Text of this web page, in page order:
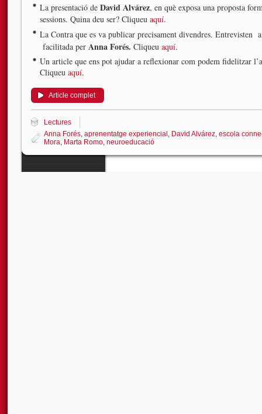
La presentació de David Alvárez, en què exposa una proposta
sessions. Quina deu ser? Cliqueu aquí.
La Contra que es va publicar precisament divendres. Entrevisten
facilitada per Anna Forés. Cliqueu aquí.
Un article que ens pot ajudar a reflexionar com podem fidelitzar
Cliqueu aquí.
Article complet
Lectures
Anna Forés, aprenentatge experiencial , David Alvárez, escola
Mora, Marta Romo, neuroeducació